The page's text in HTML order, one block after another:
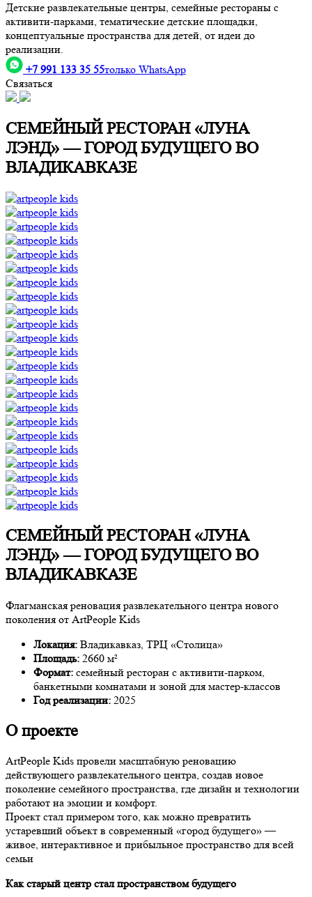
Детские развлекательные центры, семейные рестораны с
активити-парками, тематические детские площадки,
концептуальные пространства для детей, от идеи до
реализации.
+7 991 133 35 55только WhatsApp
Связаться
СЕМЕЙНЫЙ РЕСТОРАН «ЛУНА
ЛЭНД» — ГОРОД БУДУЩЕГО ВО
ВЛАДИКАВКАЗЕ
СЕМЕЙНЫЙ РЕСТОРАН «ЛУНА
ЛЭНД» — ГОРОД БУДУЩЕГО ВО
ВЛАДИКАВКАЗЕ
Флагманская реновация развлекательного центра нового
поколения от ArtPeople Kids
Локация: Владикавказ, ТРЦ «Столица»
Площадь: 2660 м²
Формат: семейный ресторан с активити-парком,
банкетными комнатами и зоной для мастер-классов
Год реализации: 2025
О проекте
ArtPeople Kids провели масштабную реновацию
действующего развлекательного центра, создав новое
поколение семейного пространства, где дизайн и технологии
работают на эмоции и комфорт.
Проект стал примером того, как можно превратить
устаревший объект в современный «город будущего» —
живое, интерактивное и прибыльное пространство для всей
семьи
Как старый центр стал пространством будущего